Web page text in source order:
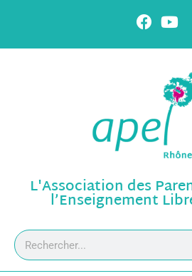
L'Association des
l’Enseignement